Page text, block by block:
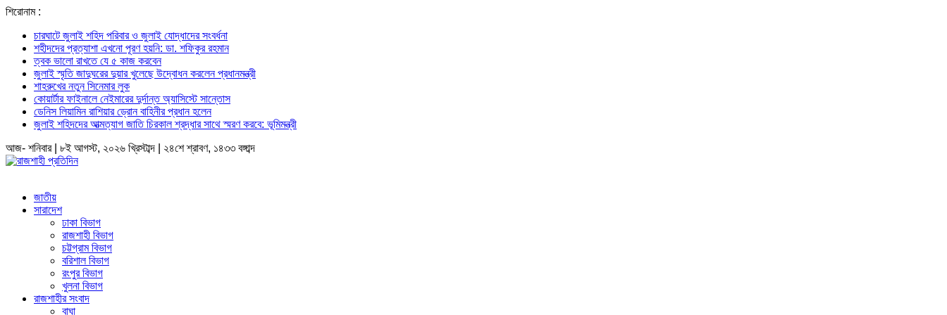
শিরোনাম :
চারঘাটে জুলাই শহিদ পরিবার ও জুলাই যোদ্ধাদের সংবর্ধনা
শহীদদের প্রত্যাশা এখনো পূরণ হয়নি: ডা. শফিকুর রহমান
ত্বক ভালো রাখতে যে ৫ কাজ করবেন
জুলাই স্মৃতি জাদুঘরের দুয়ার খুলেছে উদ্বোধন করলেন প্রধানমন্ত্রী
শাহরুখের নতুন সিনেমার লুক
কোয়ার্টার ফাইনালে নেইমারের দুর্দান্ত অ্যাসিস্টে সান্তোস
ডেনিস লিয়ামিন রাশিয়ার ড্রোন বাহিনীর প্রধান হলেন
জুলাই শহিদদের আত্মত্যাগ জাতি চিরকাল শ্রদ্ধার সাথে স্মরণ করবে: ভূমিমন্ত্রী
আজ- শনিবার | ৮ই আগস্ট, ২০২৬ খ্রিস্টাব্দ | ২৪শে শ্রাবণ, ১৪৩৩ বঙ্গাব্দ
জাতীয়
সারাদেশ
ঢাকা বিভাগ
রাজশাহী বিভাগ
চট্টগ্রাম বিভাগ
বরিশাল বিভাগ
রংপুর বিভাগ
খুলনা বিভাগ
রাজশাহীর সংবাদ
বাঘা